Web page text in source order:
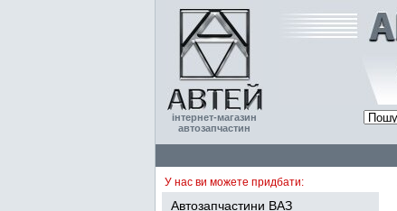
інтернет-магазин
автозапчастин
У нас ви можете придбати:
Автозапчастини ВАЗ